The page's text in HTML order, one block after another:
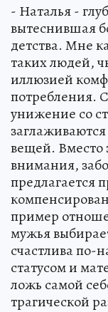
- Наталья -
вытеснившая
детства. Мне
таких людей,
иллюзией
потребления.
унижение со
вещей. Вместо
внимания,
предлагается
пример
мужья
счастлива по-
статусом и
ложь самой
трагической